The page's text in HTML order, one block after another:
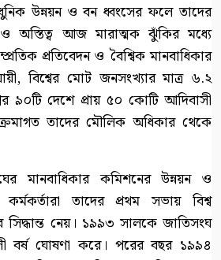
উন্নয়ন ও বন ধ্বংসের ফলে তাদের
ও অস্তিত্ব আজ মারাত্মক ঝুঁকির মধ্যে
প্রতিবেদন ও বৈশ্বিক মানবাধিকার
বিশ্বের মোট জনসংখ্যার মাত্র ৬.২
৯০টি দেশে প্রায় ৫০ কোটি আদিবাসী
তাদের মৌলিক অধিকার থেকে
মানবাধিকার কমিশনের উন্নয়ন ও
তাদের প্রথম সভায় বিশ্ব
সিদ্ধান্ত নেয়। ১৯৯৩ সালকে জাতিসংঘ
বর্ষ ঘোষণা করে। পরের বছর ১৯৯৪